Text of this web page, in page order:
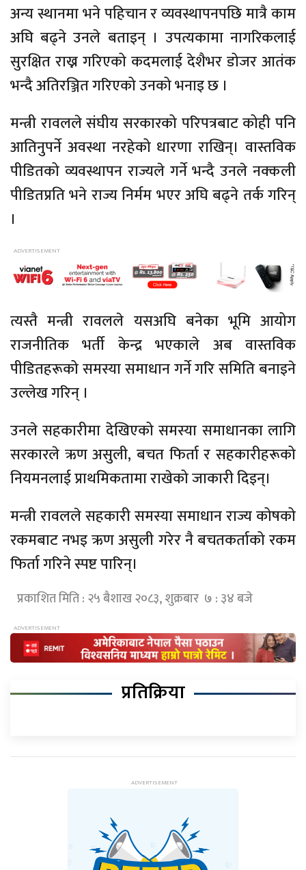
अन्य स्थानमा भने पहिचान र व्यवस्थापनपछि मात्रै काम
अघि बढ्ने उनले बताइन् । उपत्यकामा नागरिकलाई
सुरक्षित राख्न गरिएको कदमलाई देशैभर डोजर आतंक
भन्दै अतिरञ्जित गरिएको उनको भनाइ छ ।
मन्त्री रावलले संघीय सरकारको परिपत्रबाट कोही पनि
आतिनुपर्ने अवस्था नरहेको धारणा राखिन्। वास्तविक
पीडितको व्यवस्थापन राज्यले गर्ने भन्दै उनले नक्कली
पीडितप्रति भने राज्य निर्मम भएर अघि बढ्ने तर्क गरिन्
।
त्यस्तै मन्त्री रावलले यसअघि बनेका भूमि आयोग
राजनीतिक भर्ती केन्द्र भएकाले अब वास्तविक
पीडितहरूको समस्या समाधान गर्ने गरि समिति बनाइने
उल्लेख गरिन् ।
उनले सहकारीमा देखिएको समस्या समाधानका लागि
सरकारले ऋण असुली, बचत फिर्ता र सहकारीहरूको
नियमनलाई प्राथमिकतामा राखेको जाकारी दिइन्।
मन्त्री रावलले सहकारी समस्या समाधान राज्य कोषको
रकमबाट नभइ ऋण असुली गरेर नै बचतकर्ताको रकम
फिर्ता गरिने स्पष्ट पारिन्।
प्रकाशित मिति : २५ बैशाख २०८३, शुक्रबार ७ : ३४ बजे
प्रतिक्रिया